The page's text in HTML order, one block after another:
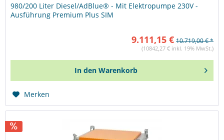
980/200 Liter Diesel/AdBlue® - Mit Elektropumpe 230V -
Ausführung Premium Plus SIM
9.111,15 € 10.719,00 € *
(10842,27 € inkl. 19% MwSt.)
In den Warenkorb
Merken